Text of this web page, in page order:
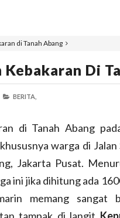
di Tanah Abang
Di
BERITA,
di Tanah Abang
warga di
Jakarta Pusat.
ini jika dihitung ada
memang sangat